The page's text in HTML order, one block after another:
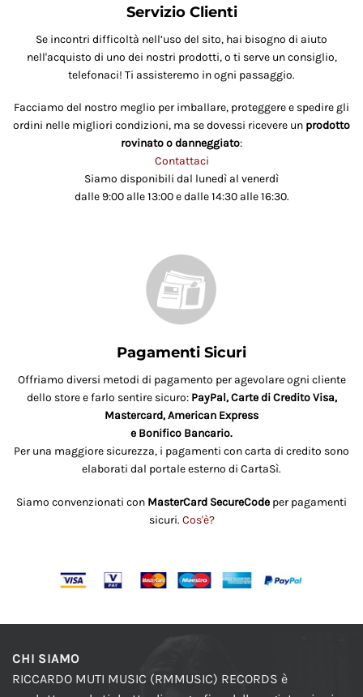
Servizio Clienti
Se incontri difficoltà nell’uso del sito, hai bisogno di aiuto
nell'acquisto di uno dei nostri prodotti, o ti serve un consiglio,
telefonaci! Ti assisteremo in ogni passaggio.
Facciamo del nostro meglio per imballare, proteggere e spedire gli
ordini nelle migliori condizioni, ma se dovessi ricevere un prodotto
rovinato o danneggiato:
Contattaci
Siamo disponibili dal lunedì al venerdì
dalle 9:00 alle 13:00 e dalle 14:30 alle 16:30.
Pagamenti Sicuri
Offriamo diversi metodi di pagamento per agevolare ogni cliente
dello store e farlo sentire sicuro: PayPal, Carte di Credito Visa,
Mastercard, American Express
e Bonifico Bancario.
Per una maggiore sicurezza, i pagamenti con carta di credito sono
elaborati dal portale esterno di CartaSì.
Siamo convenzionati con MasterCard SecureCode per pagamenti
sicuri. Cos'è?
CHI SIAMO
RICCARDO MUTI MUSIC (RMMUSIC) RECORDS è